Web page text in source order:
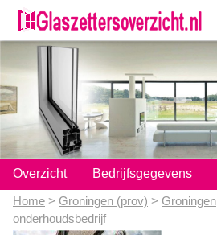
;
Overzicht Bedrijfsgegevens
Home > Groningen (prov) > Groningen
onderhoudsbedrijf